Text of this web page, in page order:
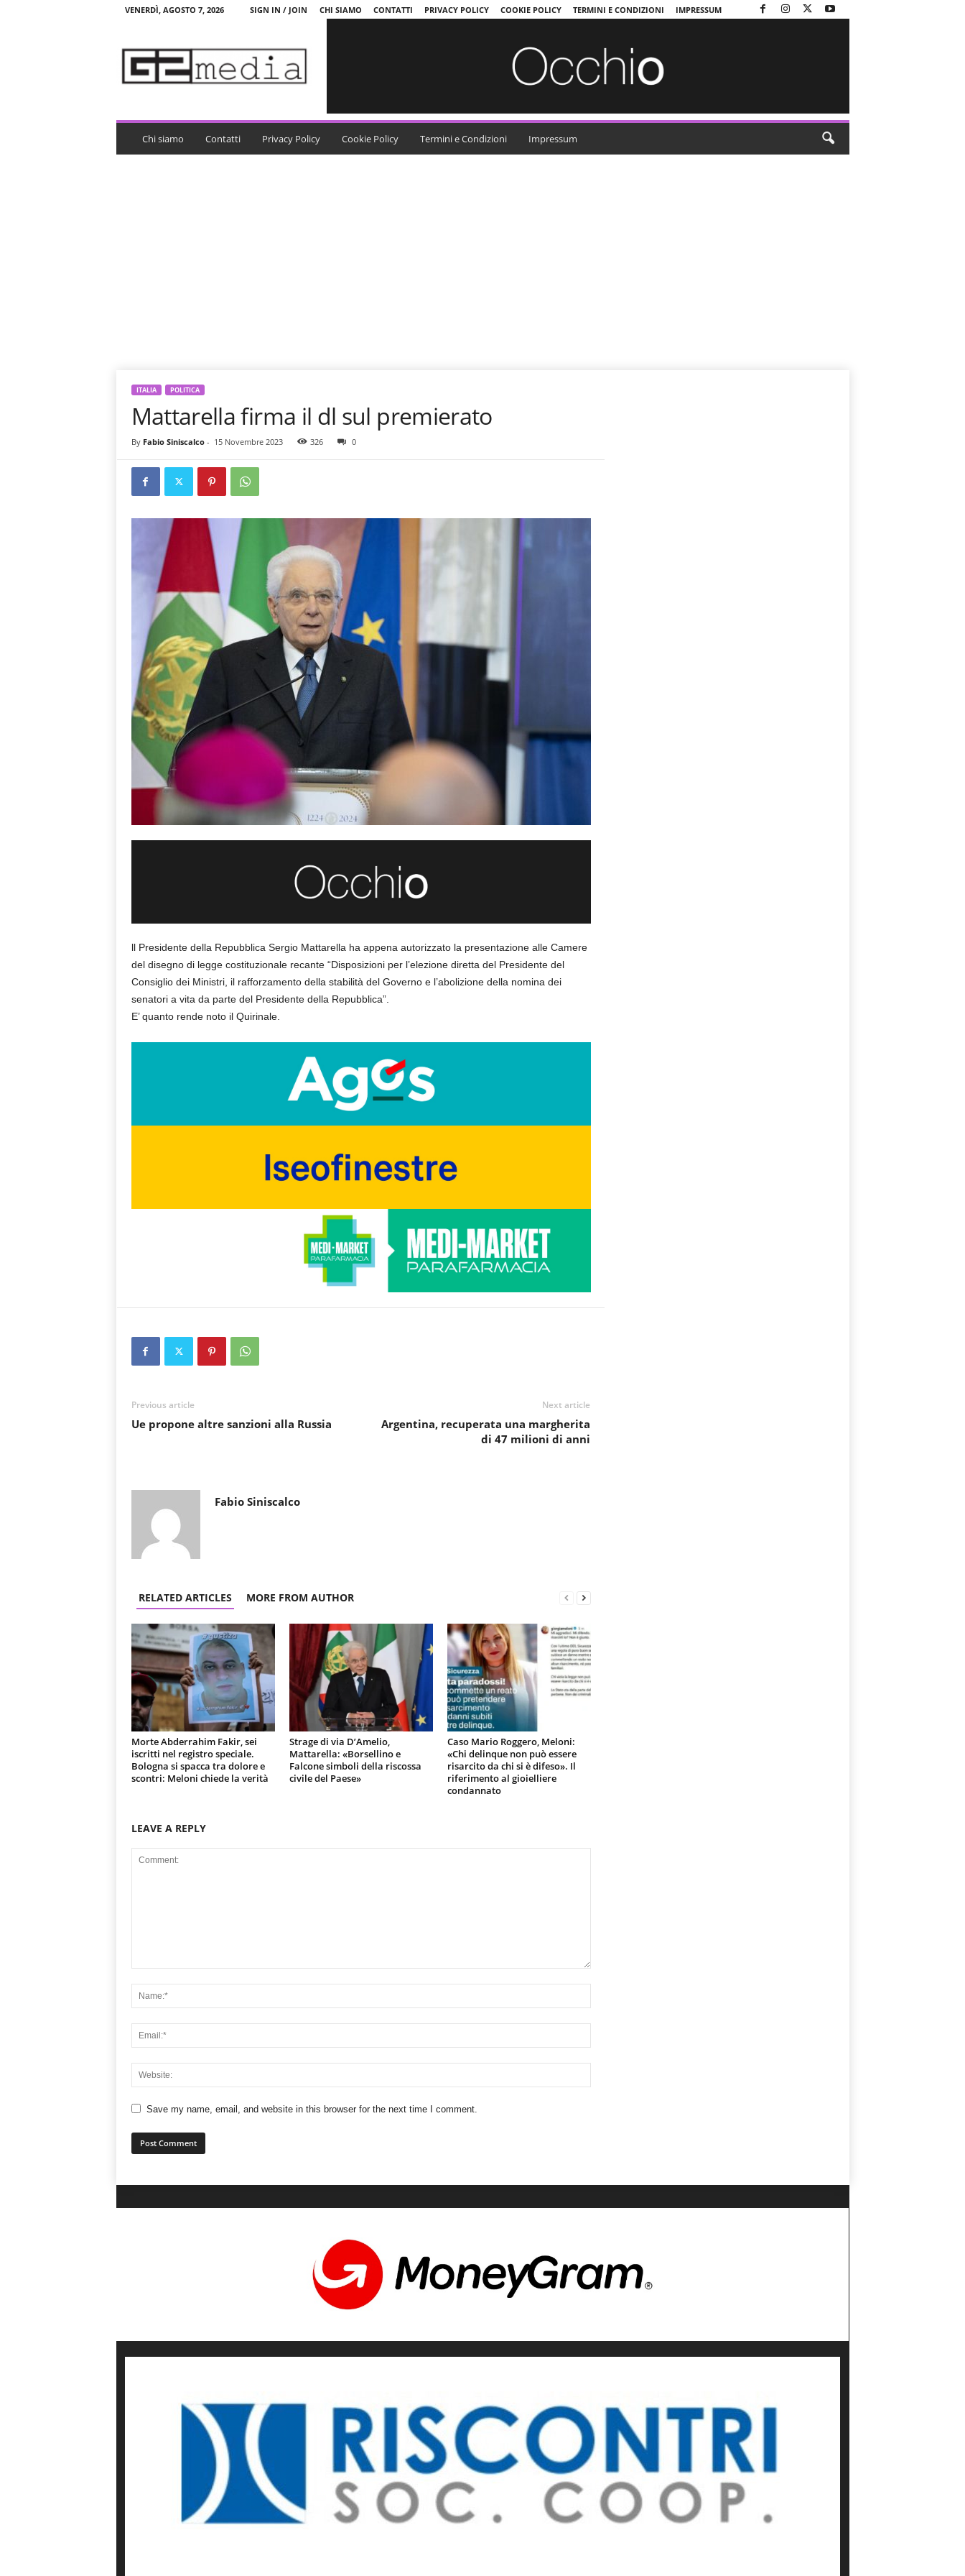
VENERDÌ, AGOSTO 7, 2026 SIGN IN / JOIN CHI SIAMO CONTATTI PRIVACY POLICY COOKIE POLICY TERMINI E CONDIZIONI IMPRESSUM
a
Chi siamo Contatti Privacy Policy Cookie Policy Termini e Condizioni Impressum
ITALIA POLITICA
Mattarella firma il dl sul premierato
By Fabio Siniscalco- 15 Novembre 2023 326 0
ll Presidente della Repubblica Sergio Mattarella ha appena autorizzato la presentazione alle Camere
del disegno di legge costituzionale recante “Disposizioni per l’elezione diretta del Presidente del
Consiglio dei Ministri, il rafforzamento della stabilità del Governo e l’abolizione della nomina dei
senatori a vita da parte del Presidente della Repubblica”.
E’ quanto rende noto il Quirinale.
Previous article
Ue propone altre sanzioni alla Russia
Next article
Argentina, recuperata una margherita
di 47 milioni di anni
Fabio Siniscalco
RELATED ARTICLES MORE FROM AUTHOR
Morte Abderrahim Fakir, sei
iscritti nel registro speciale.
Bologna si spacca tra dolore e
scontri: Meloni chiede la verità
Strage di via D’Amelio,
Mattarella: «Borsellino e
Falcone simboli della riscossa
civile del Paese»
Caso Mario Roggero, Meloni:
«Chi delinque non può essere
risarcito da chi si è difeso». Il
riferimento al gioielliere
condannato
LEAVE A REPLY
Save my name, email, and website in this browser for the next time I comment.